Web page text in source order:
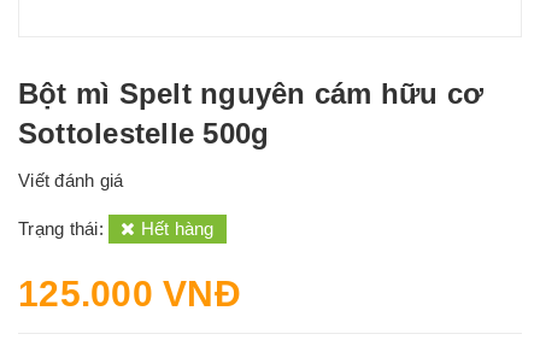
Bột mì Spelt nguyên cám hữu cơ
Sottolestelle 500g
Viết đánh giá
Trạng thái: Hết hàng
125.000 VNĐ